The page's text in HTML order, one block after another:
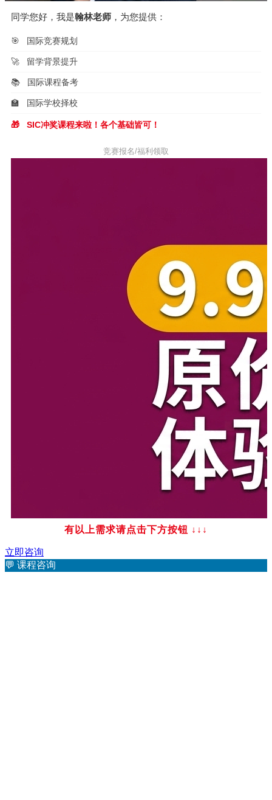
同学您好，我是翰林老师 ，为您提供：
🎯 国际竞赛规划
🚀 留学背景提升
📚 国际课程备考
🏫 国际学校择校
🎁 SIC冲奖课程来啦！各个基础皆可！
竞赛报名/福利领取
有以上需求请点击下方按钮 ↓↓↓
立即咨询
💬 课程咨询